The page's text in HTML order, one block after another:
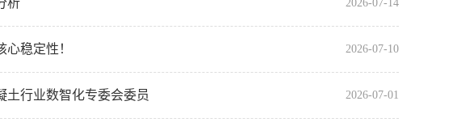
2026-07-14
析
2026-07-10
稳定性！
2026-07-01
土行业数智化专委会委员